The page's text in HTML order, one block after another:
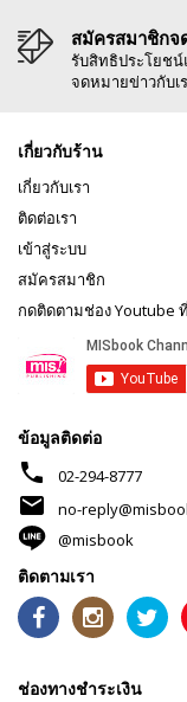
สมัครสมาชิกจ
รับสิทธิประโยช
จดหมายข่าวกับเ
เกี่ยวกับร้าน
เกี่ยวกับเรา
ติดต่อเรา
เข้าสู่ระบบ
สมัครสมาชิก
กดติดตามช่อง Youtube
ข้อมูลติดต่อ
phone 02-294-8777
mail
no-
@misbook
ติดตามเรา
ช่องทางชำระเงิน